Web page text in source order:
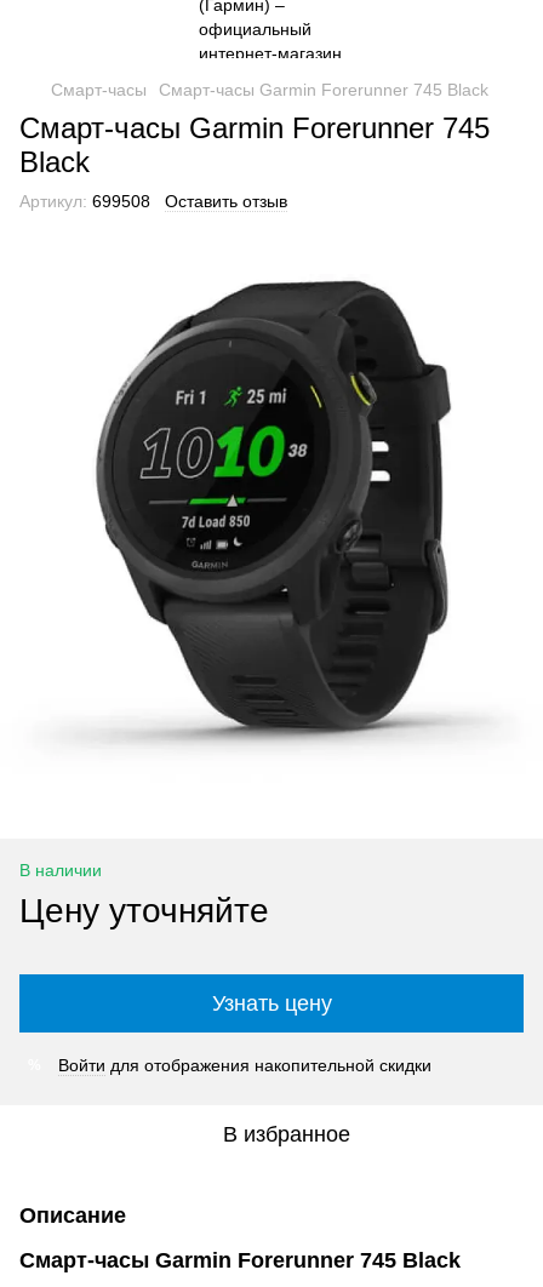
Смарт-часы Смарт-часы Garmin Forerunner 745 Black
Смарт-часы Garmin Forerunner 745
Black
Артикул: 699508 Оставить отзыв
В наличии
Цену уточняйте
Узнать цену
Войти для отображения накопительной скидки
В избранное
Описание
Смарт-часы Garmin Forerunner 745 Black